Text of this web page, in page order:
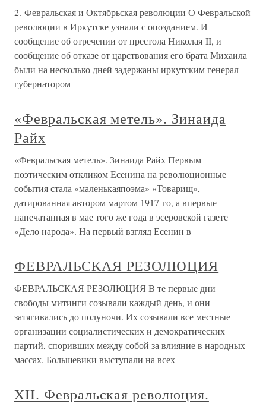
2. Февральская и Октябрьская революции О Февральской
революции в Иркутске узнали с опозданием. И
сообщение об отречении от престола Николая II, и
сообщение об отказе от царствования его брата Михаила
были на несколько дней задержаны иркутским генерал-
губернатором
«Февральская метель». Зинаида
Райх
«Февральская метель». Зинаида Райх Первым
поэтическим откликом Есенина на революционные
события стала «маленькаяпоэма» «Товарищ»,
датированная автором мартом 1917-го, а впервые
напечатанная в мае того же года в эсеровской газете
«Дело народа». На первый взгляд Есенин в
ФЕВРАЛЬСКАЯ РЕЗОЛЮЦИЯ
ФЕВРАЛЬСКАЯ РЕЗОЛЮЦИЯ В те первые дни
свободы митинги созывали каждый день, и они
затягивались до полуночи. Их созывали все местные
организации социалистических и демократических
партий, споривших между собой за влияние в народных
массах. Большевики выступали на всех
XII. Февральская революция.